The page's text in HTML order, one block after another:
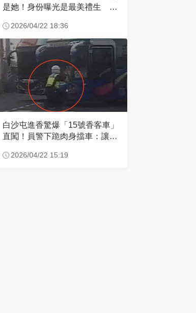
是她！身份曝光是最美禮生 一
2026/04/22 18:36
白沙屯進香驚爆「15號香客車」
直闖！員警下跪肉身擋車：讓行
2026/04/22 15:19